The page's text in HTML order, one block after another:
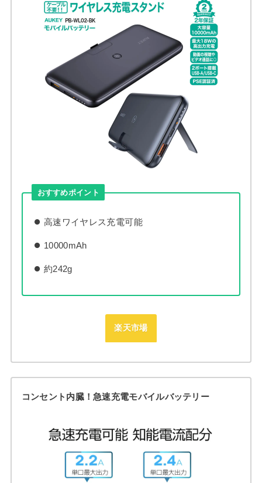
おすすめポイント
高速ワイヤレス充電可能
10000mAh
約242g
楽天市場
コンセント内臓！急速充電モバイルバッテリー